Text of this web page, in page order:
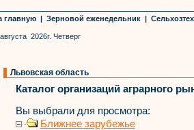
главную | Зерновой еженедельник |
2026г. Четверг
Львовская область
Каталог организаций аграрного
Вы выбрали для просмотра:
Ближнее зарубежье